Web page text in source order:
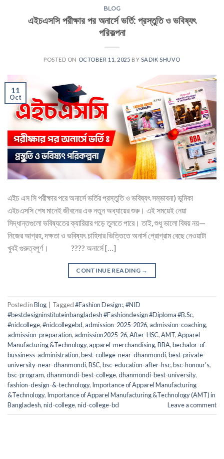
BLOG
এইচএসসি পরীক্ষার পর অনার্সে ভর্তি: প্রস্তুতি ও ভবিষ্যৎ
পরিকল্পনা
POSTED ON OCTOBER 11, 2025 BY SADIK SHUVO
11
Oct
এইচ এস সি পরীক্ষার পরে অনার্সে ভর্তির প্রস্তুতি ও ভবিষ্যৎ সম্ভাবনা) ভূমিকা
এইচএসসি শেষ মানেই জীবনের এক নতুন অধ্যায়ের শুরু। এই সময়েই নেয়া
সিদ্ধান্তগুলো ভবিষ্যতের ক্যারিয়ার গড়ে তুলতে পারে। তাই, শুধু ভালো বিষয় নয়—
নিজের আগ্রহ, দক্ষতা ও ভবিষ্যৎ চাহিদার ভিত্তিতে অনার্স প্রোগ্রাম বেছে নেওয়াটা
খুবই গুরুত্বপূর্ণ। ???? অনার্সে […]
CONTINUE READING →
Posted inBlog Tagged#Fashion Design:,#NID
#bestdesigninstituteinbangladesh #Fashiondesign #Diploma #B.Sc,
#nidcollege,#nidcollegebd, admission-2025-2026, admission-coaching,
admission-preparation, admission2025-26,After-HSC,AMT,Apparel
Manufacturing &Technology, apparel-merchandising,BBA,bechalor-of-
bussiness-administration,best-college-near-dhanmondi,best-private-
university-near-dhanmondi,BSC,bsc-education-after-hsc,bsc-honour's,
bsc-program,dhanmondi-best-college,dhanmondi-best-university,
fashion-design-&-technology, Importance of Apparel Manufacturing
&Technology, Importance of Apparel Manufacturing &Technology (AMT) in
Bangladesh,nid-college,nid-college-bd Leave a comment